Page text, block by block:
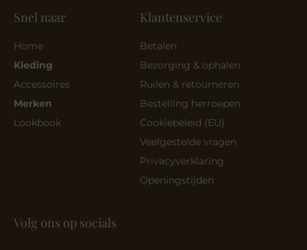
Snel naar
Home
Kleding
Accessoires
Merken
Lookbook
Klantenservice
Betalen
Bezorging & ophalen
Ruilen & retourneren
Bestelling herroepen
Cookiebeleid (EU)
Veelgestelde vragen
Privacyverklaring
Openingstijden
Volg ons op socials